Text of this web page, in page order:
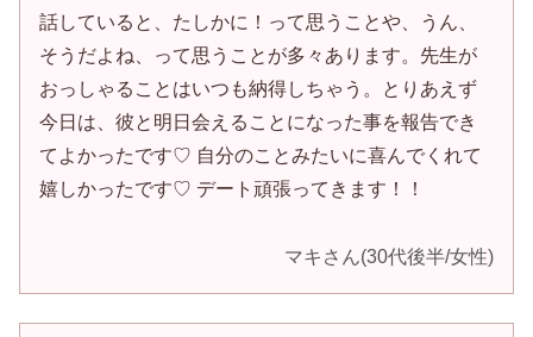
話していると、たしかに！って思うことや、うん、
そうだよね、って思うことが多々あります。先生が
おっしゃることはいつも納得しちゃう。とりあえず
今日は、彼と明日会えることになった事を報告でき
てよかったです♡ 自分のことみたいに喜んでくれて
嬉しかったです♡ デート頑張ってきます！！
マキさん(30代後半/女性)